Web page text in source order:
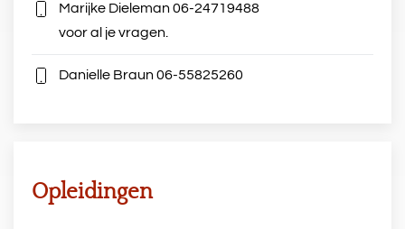
Marijke Dieleman06-24719488
voor al je vragen.
Danielle Braun06-55825260
Opleidingen